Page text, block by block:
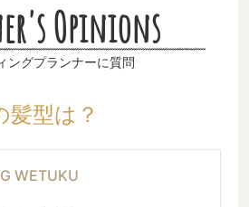
Opinions
ングプランナーに質問
髪型は？
WETUKU